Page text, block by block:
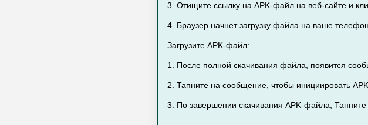
3. Отищите ссылку на APK-файл на веб-сайте и
4. Браузер начнет загрузку файла на ваше телефон.
Загрузите APK-файл:
1. После полной скачивания файла, появится
2. Тапните на сообщение, чтобы инициировать
3. По завершении скачивания APK-файла,